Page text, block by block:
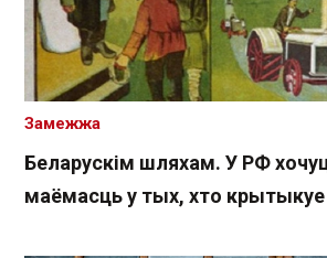
Беларускім шляхам. У РФ
маёмасць у тых, хто крытыкуе
Замежжа